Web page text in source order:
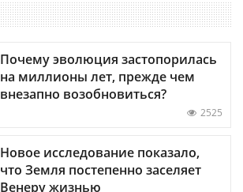
Почему эволюция застопорилась
на миллионы лет, прежде чем
внезапно возобновиться?
2525
Новое исследование показало,
что Земля постепенно заселяет
Венеру жизнью